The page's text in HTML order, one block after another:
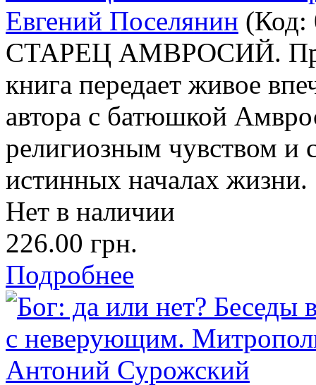
Евгений Поселянин (Код:
СТАРЕЦ АМВРОСИЙ.
книга передает живое
автора с батюшкой
религиозным чувством и
истинных началах жизни.
Нет в наличии
226.00 грн.
Подробнее